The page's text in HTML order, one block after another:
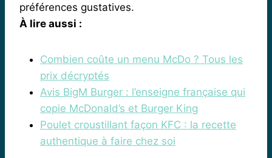
préférences gustatives.
À lire aussi :
Combien coûte un menu McDo ? Tous les
prix décryptés
Avis BigM Burger : l’enseigne française qui
copie McDonald’s et Burger King
Poulet croustillant façon KFC : la recette
authentique à faire chez soi